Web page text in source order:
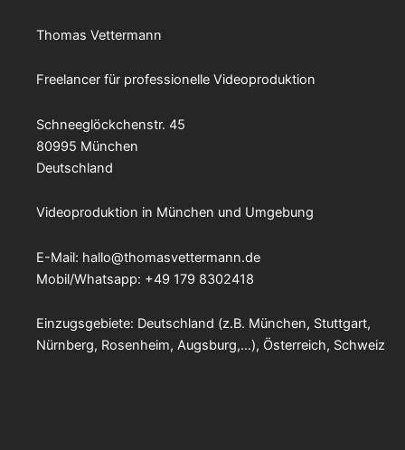
Thomas Vettermann
Freelancer für professionelle Videoproduktion
Schneeglöckchenstr. 45
80995 München
Deutschland
Videoproduktion in München und Umgebung
E-Mail: hallo@thomasvettermann.de
Mobil/Whatsapp: +49 179 8302418
Einzugsgebiete: Deutschland (z.B. München, Stuttgart,
Nürnberg, Rosenheim, Augsburg,…), Österreich, Schweiz